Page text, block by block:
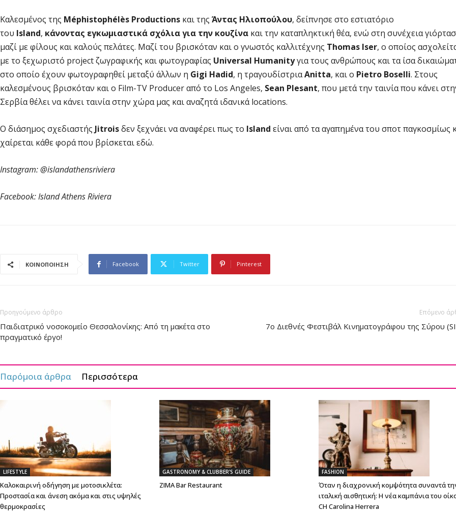
Καλεσμένος της Méphistophélès Productions και της Άντας Ηλιοπούλου, δείπνησε στο εστιατόριο
του Island, κάνοντας εγκωμιαστικά σχόλια για την κουζίνα και την καταπληκτική θέα, ενώ στη συνέχεια
μαζί με φίλους και καλούς πελάτες. Μαζί του βρισκόταν και ο γνωστός καλλιτέχνης Τhomas Iser, ο οποίος
με το ξεχωριστό project ζωγραφικής και φωτογραφίας Universal Humanityγια τους ανθρώπους και τα ίσα
στο οποίο έχουν φωτογραφηθεί μεταξύ άλλων η Gigi Hadid, η τραγουδίστριαAnitta, και o Pietro Boselli. Στους
καλεσμένους βρισκόταν και ο Film-TV Producer από το Los Angeles, Sean Plesant, που μετά την ταινία που κάνει
Σερβία θέλει να κάνει ταινία στην χώρα μας και αναζητά ιδανικά locations.
Ο διάσημος σχεδιαστής Jitroisδεν ξεχνάει να αναφέρει πως το Island είναι από τα αγαπημένα του σποτ παγκοσμίως
χαίρεται κάθε φορά που βρίσκεται εδώ.
Instagram: @islandathensriviera
Facebook: Island Athens Riviera
ΚΟΙΝΟΠΟΙΗΣΗ Facebook Twitter Pinterest
Προηγούμενο άρθρο
Παιδιατρικό νοσοκομείο Θεσσαλονίκης: Από τη μακέτα στο
πραγματικό έργο!
Επόμενο
7ο Διεθνές Φεστιβάλ Κινηματογράφου της Σύρου
Παρόμοια άρθρα Περισσότερα
LIFESTYLE
Καλοκαιρινή οδήγηση με μοτοσικλέτα:
Προστασία και άνεση ακόμα και στις υψηλές
θερμοκρασίες
GASTRONOMY & CLUBBER'S GUIDE
ZIMA Bar Restaurant
FASHION
Όταν η διαχρονική κομψότητα συναντά
ιταλική αισθητική: Η νέα καμπάνια του
CH Carolina Herrera